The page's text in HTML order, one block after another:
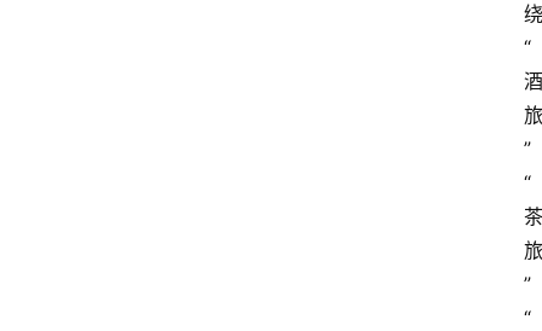
绕
“
酒
旅
”
“
茶
旅
”
“